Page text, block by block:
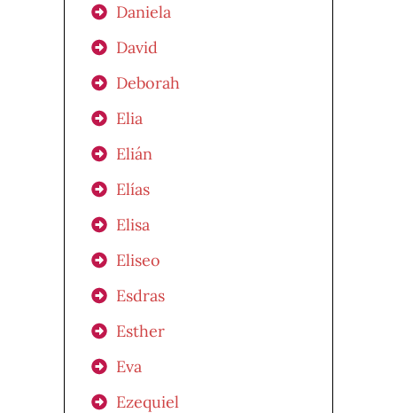
Daniela
David
Deborah
Elia
Elián
Elías
Elisa
Eliseo
Esdras
Esther
Eva
Ezequiel